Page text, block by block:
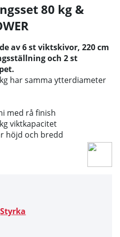
80 kg &
av 6 st viktskivor, 220 cm
och 2 st
har samma ytterdiameter
med rå finish
viktkapacitet
höjd och bredd
Styrka